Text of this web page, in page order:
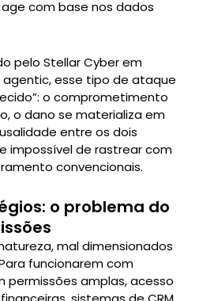
com base nos dados
pelo Stellar Cyber em
esse tipo de ataque
o comprometimento
o dano se materializa em
entre os dois
impossível de rastrear com
convencionais.
o problema do
mal dimensionados
funcionarem com
permissões amplas, acesso